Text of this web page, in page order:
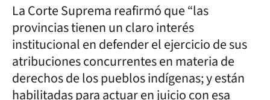
La Corte Suprema reafirmó que “las
provincias tienen un claro interés
institucional en defender el ejercicio de sus
atribuciones concurrentes en materia de
derechos de los pueblos indígenas; y están
habilitadas para actuar en juicio con esa